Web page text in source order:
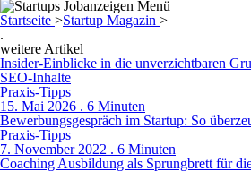
Startseite >Startup Magazin >
.
weitere Artikel
Insider-Einblicke in die unverzichtbaren
SEO-Inhalte
Praxis-Tipps
15. Mai 2026 . 6 Minuten
Bewerbungsgespräch im Startup: So
Praxis-Tipps
7. November 2022 . 6 Minuten
Coaching Ausbildung als Sprungbrett für